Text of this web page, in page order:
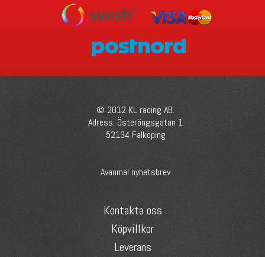
© 2012 KL racing AB.
Adress: Österängsgatan 1
52134 Falköping
Avanmäl nyhetsbrev
Kontakta oss
Köpvillkor
Leverans